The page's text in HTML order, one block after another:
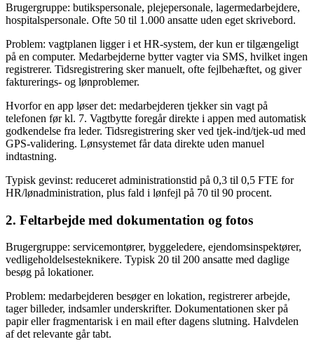
Brugergruppe: butikspersonale, plejepersonale, lagermedarbejdere,
hospitalspersonale. Ofte 50 til 1.000 ansatte uden eget skrivebord.
Problem: vagtplanen ligger i et HR-system, der kun er tilgængeligt
på en computer. Medarbejderne bytter vagter via SMS, hvilket ingen
registrerer. Tidsregistrering sker manuelt, ofte fejlbehæftet, og giver
fakturerings- og lønproblemer.
Hvorfor en app løser det: medarbejderen tjekker sin vagt på
telefonen før kl. 7. Vagtbytte foregår direkte i appen med automatisk
godkendelse fra leder. Tidsregistrering sker ved tjek-ind/tjek-ud med
GPS-validering. Lønsystemet får data direkte uden manuel
indtastning.
Typisk gevinst: reduceret administrationstid på 0,3 til 0,5 FTE for
HR/lønadministration, plus fald i lønfejl på 70 til 90 procent.
2. Feltarbejde med dokumentation og fotos
Brugergruppe: servicemontører, byggeledere, ejendomsinspektører,
vedligeholdelsesteknikere. Typisk 20 til 200 ansatte med daglige
besøg på lokationer.
Problem: medarbejderen besøger en lokation, registrerer arbejde,
tager billeder, indsamler underskrifter. Dokumentationen sker på
papir eller fragmentarisk i en mail efter dagens slutning. Halvdelen
af det relevante går tabt.